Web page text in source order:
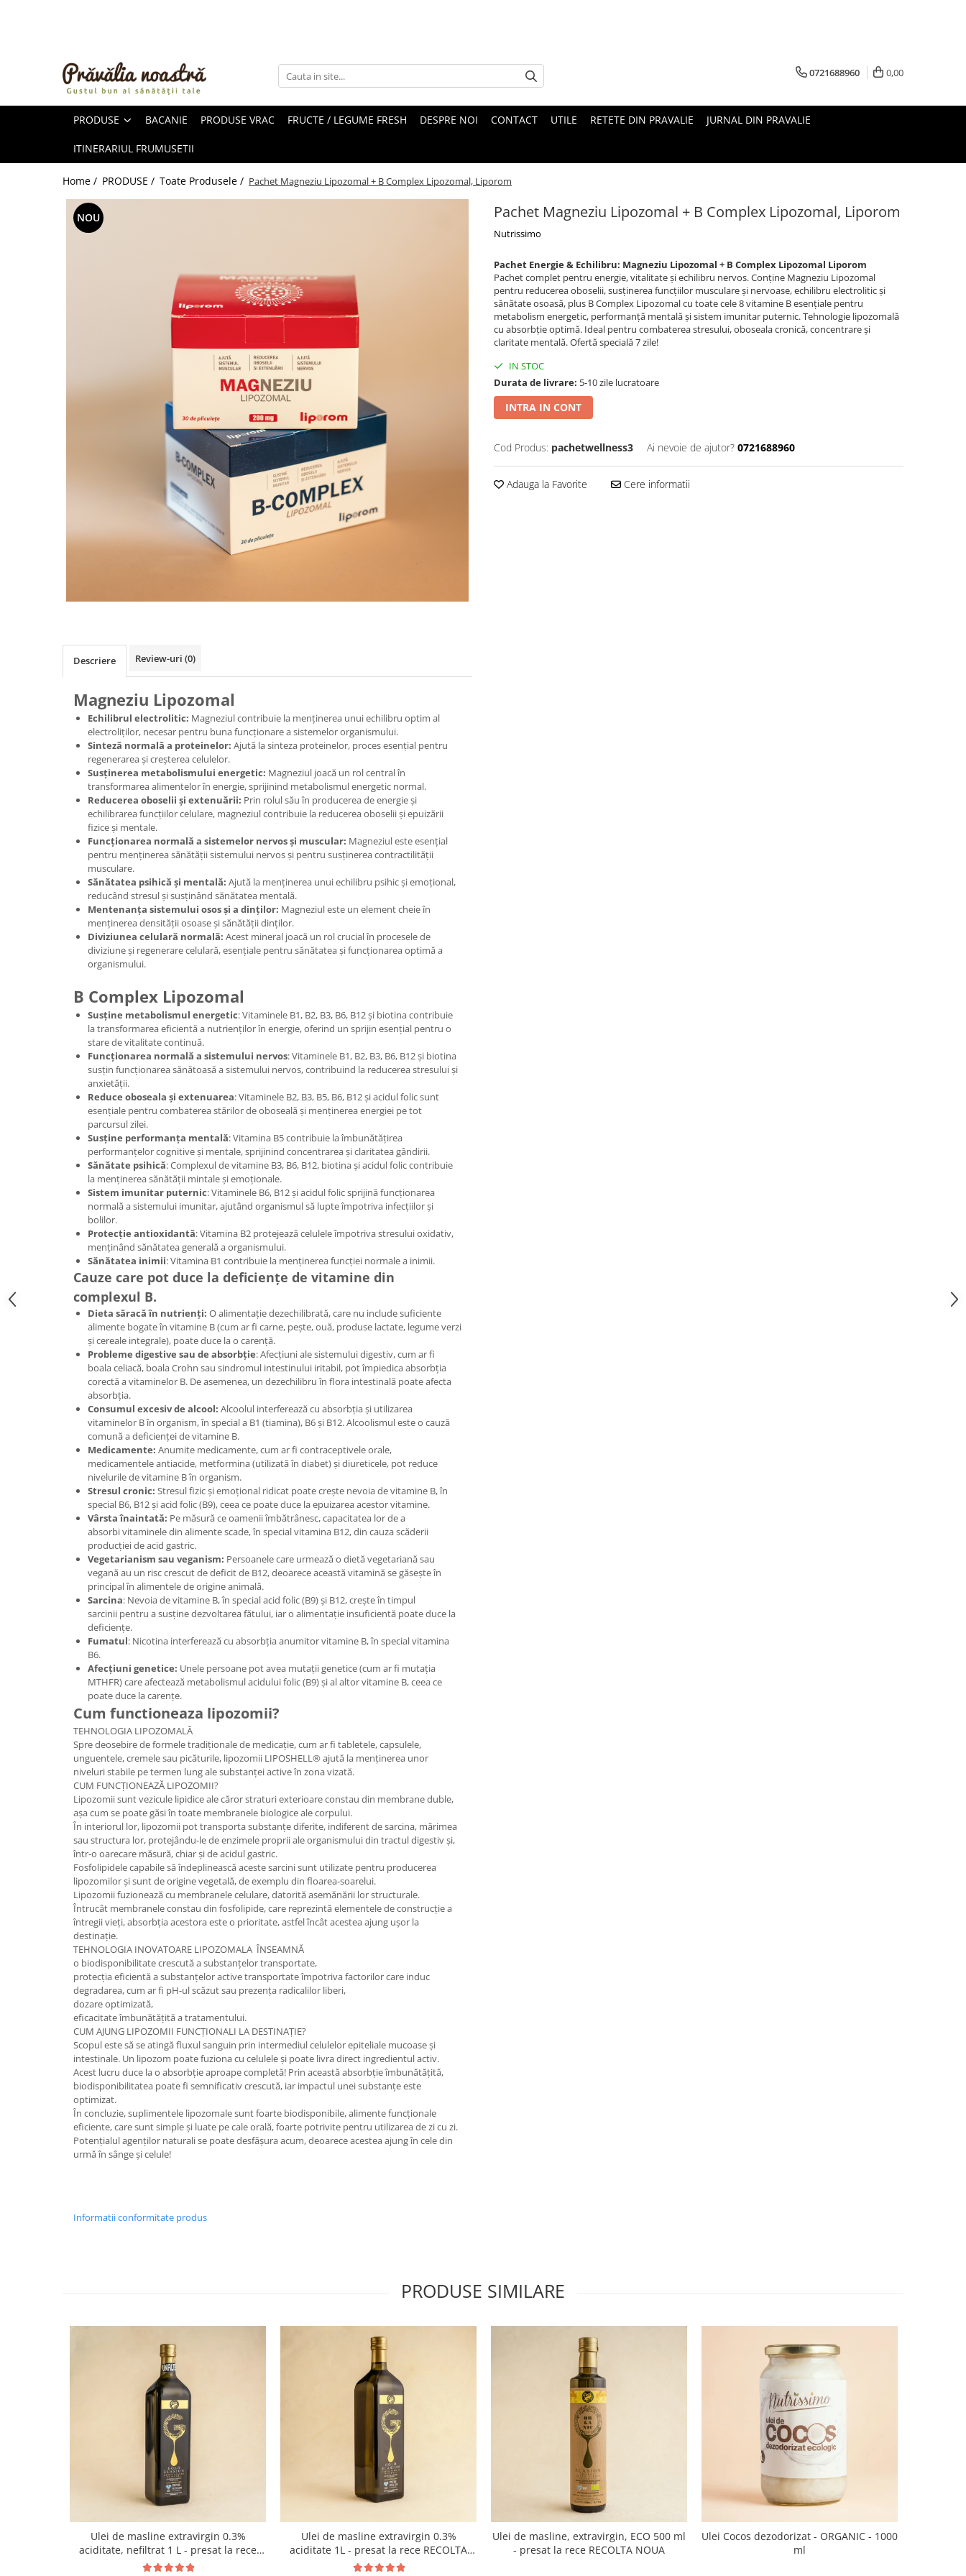
ULEIURI ȘI UNTURI
FRUCTE DESHIDRATATE
ÎNDULCITORI NATURALI / MIERE
FRUCTE LA CONSERVĂ
OȚETURI ȘI SOSURI
0721688960 0,00
PRODUSE BACANIE PRODUSE VRAC FRUCTE / LEGUME FRESH DESPRE NOI CONTACT UTILE RETETE DIN PRAVALIE JURNAL DIN PRAVALIE
ITINERARIUL FRUMUSETII
Home / PRODUSE / Toate Produsele / Pachet Magneziu Lipozomal + B Complex Lipozomal, Liporom
Pachet Magneziu Lipozomal + B Complex Lipozomal, Liporom
Nutrissimo
NOU
Pachet Energie & Echilibru: Magneziu Lipozomal + B Complex Lipozomal Liporom
Pachet complet pentru energie, vitalitate și echilibru nervos. Conține Magneziu Lipozomal
pentru reducerea oboselii, susținerea funcțiilor musculare și nervoase, echilibru electrolitic și
sănătate osoasă, plus B Complex Lipozomal cu toate cele 8 vitamine B esențiale pentru
metabolism energetic, performanță mentală și sistem imunitar puternic. Tehnologie lipozomală
cu absorbție optimă. Ideal pentru combaterea stresului, oboseala cronică, concentrare și
claritate mentală. Ofertă specială 7 zile!
IN STOC
Durata de livrare: 5-10 zile lucratoare
INTRA IN CONT
Cod Produs: pachetwellness3 Ai nevoie de ajutor? 0721688960
Adauga la Favorite Cere informatii
Descriere Review-uri (0)
Magneziu Lipozomal
Echilibrul electrolitic: Magneziul contribuie la menținerea unui echilibru optim al
electroliților, necesar pentru buna funcționare a sistemelor organismului.
Sinteză normală a proteinelor: Ajută la sinteza proteinelor, proces esențial pentru
regenerarea și creșterea celulelor.
Susținerea metabolismului energetic: Magneziul joacă un rol central în
transformarea alimentelor în energie, sprijinind metabolismul energetic normal.
Reducerea oboselii și extenuării: Prin rolul său în producerea de energie și
echilibrarea funcțiilor celulare, magneziul contribuie la reducerea oboselii și epuizării
fizice și mentale.
Funcționarea normală a sistemelor nervos și muscular: Magneziul este esențial
pentru menținerea sănătății sistemului nervos și pentru susținerea contractilității
musculare.
Sănătatea psihică și mentală: Ajută la menținerea unui echilibru psihic și emoțional,
reducând stresul și susținând sănătatea mentală.
Mentenanța sistemului osos și a dinților: Magneziul este un element cheie în
menținerea densității osoase și sănătății dinților.
Diviziunea celulară normală: Acest mineral joacă un rol crucial în procesele de
diviziune și regenerare celulară, esențiale pentru sănătatea și funcționarea optimă a
organismului.
B Complex Lipozomal
Susține metabolismul energetic: Vitaminele B1, B2, B3, B6, B12 și biotina contribuie
la transformarea eficientă a nutrienților în energie, oferind un sprijin esențial pentru o
stare de vitalitate continuă.
Funcționarea normală a sistemului nervos: Vitaminele B1, B2, B3, B6, B12 și biotina
susțin funcționarea sănătoasă a sistemului nervos, contribuind la reducerea stresului și
anxietății.
Reduce oboseala și extenuarea: Vitaminele B2, B3, B5, B6, B12 și acidul folic sunt
esențiale pentru combaterea stărilor de oboseală și menținerea energiei pe tot
parcursul zilei.
Susține performanța mentală: Vitamina B5 contribuie la îmbunătățirea
performanțelor cognitive și mentale, sprijinind concentrarea și claritatea gândirii.
Sănătate psihică: Complexul de vitamine B3, B6, B12, biotina și acidul folic contribuie
la menținerea sănătății mintale și emoționale.
Sistem imunitar puternic: Vitaminele B6, B12 și acidul folic sprijină funcționarea
normală a sistemului imunitar, ajutând organismul să lupte împotriva infecțiilor și
bolilor.
Protecție antioxidantă: Vitamina B2 protejează celulele împotriva stresului oxidativ,
menținând sănătatea generală a organismului.
Sănătatea inimii: Vitamina B1 contribuie la menținerea funcției normale a inimii.
Cauze care pot duce la deficiențe de vitamine din
complexul B.
Dieta săracă în nutrienți: O alimentație dezechilibrată, care nu include suficiente
alimente bogate în vitamine B (cum ar fi carne, pește, ouă, produse lactate, legume verzi
și cereale integrale), poate duce la o carență.
Probleme digestive sau de absorbție: Afecțiuni ale sistemului digestiv, cum ar fi
boala celiacă, boala Crohn sau sindromul intestinului iritabil, pot împiedica absorbția
corectă a vitaminelor B. De asemenea, un dezechilibru în flora intestinală poate afecta
absorbția.
Consumul excesiv de alcool: Alcoolul interferează cu absorbția și utilizarea
vitaminelor B în organism, în special a B1 (tiamina), B6 și B12. Alcoolismul este o cauză
comună a deficienței de vitamine B.
Medicamente: Anumite medicamente, cum ar fi contraceptivele orale,
medicamentele antiacide, metformina (utilizată în diabet) și diureticele, pot reduce
nivelurile de vitamine B în organism.
Stresul cronic: Stresul fizic și emoțional ridicat poate crește nevoia de vitamine B, în
special B6, B12 și acid folic (B9), ceea ce poate duce la epuizarea acestor vitamine.
Vârsta înaintată: Pe măsură ce oamenii îmbătrânesc, capacitatea lor de a
absorbi vitaminele din alimente scade, în special vitamina B12, din cauza scăderii
producției de acid gastric.
Vegetarianism sau veganism: Persoanele care urmează o dietă vegetariană sau
vegană au un risc crescut de deficit de B12, deoarece această vitamină se găsește în
principal în alimentele de origine animală.
Sarcina: Nevoia de vitamine B, în special acid folic (B9) și B12, crește în timpul
sarcinii pentru a susține dezvoltarea fătului, iar o alimentație insuficientă poate duce la
deficiențe.
Fumatul: Nicotina interferează cu absorbția anumitor vitamine B, în special vitamina
B6.
Afecțiuni genetice: Unele persoane pot avea mutații genetice (cum ar fi mutația
MTHFR) care afectează metabolismul acidului folic (B9) și al altor vitamine B, ceea ce
poate duce la carențe.
Cum functioneaza lipozomii?
TEHNOLOGIA LIPOZOMALĂ
Spre deosebire de formele tradiționale de medicație, cum ar fi tabletele, capsulele,
unguentele, cremele sau picăturile, lipozomii LIPOSHELL® ajută la menținerea unor
niveluri stabile pe termen lung ale substanței active în zona vizată.
CUM FUNCȚIONEAZĂ LIPOZOMII?
Lipozomii sunt vezicule lipidice ale căror straturi exterioare constau din membrane duble,
așa cum se poate găsi în toate membranele biologice ale corpului.
În interiorul lor, lipozomii pot transporta substanțe diferite, indiferent de sarcina, mărimea
sau structura lor, protejându-le de enzimele proprii ale organismului din tractul digestiv și,
într-o oarecare măsură, chiar și de acidul gastric.
Fosfolipidele capabile să îndeplinească aceste sarcini sunt utilizate pentru producerea
lipozomilor și sunt de origine vegetală, de exemplu din floarea-soarelui.
Lipozomii fuzionează cu membranele celulare, datorită asemănării lor structurale.
Întrucât membranele constau din fosfolipide, care reprezintă elementele de construcție a
întregii vieți, absorbția acestora este o prioritate, astfel încât acestea ajung ușor la
destinație.
TEHNOLOGIA INOVATOARE LIPOZOMALA ÎNSEAMNĂ
o biodisponibilitate crescută a substanțelor transportate,
protecția eficientă a substanțelor active transportate împotriva factorilor care induc
degradarea, cum ar fi pH-ul scăzut sau prezența radicalilor liberi,
dozare optimizată,
eficacitate îmbunătățită a tratamentului.
CUM AJUNG LIPOZOMII FUNCȚIONALI LA DESTINAȚIE?
Scopul este să se atingă fluxul sanguin prin intermediul celulelor epiteliale mucoase și
intestinale. Un lipozom poate fuziona cu celulele și poate livra direct ingredientul activ.
Acest lucru duce la o absorbție aproape completă! Prin această absorbție îmbunătățită,
biodisponibilitatea poate fi semnificativ crescută, iar impactul unei substanțe este
optimizat.
În concluzie, suplimentele lipozomale sunt foarte biodisponibile, alimente funcționale
eficiente, care sunt simple și luate pe cale orală, foarte potrivite pentru utilizarea de zi cu zi.
Potențialul agenților naturali se poate desfășura acum, deoarece acestea ajung în cele din
urmă în sânge și celule!
Informatii conformitate produs
PRODUSE SIMILARE
Ulei de masline extravirgin 0.3%
aciditate, nefiltrat 1 L - presat la rece
RECOLTA NOUA
Ulei de masline extravirgin 0.3%
aciditate 1L - presat la rece RECOLTA
NOUA
Ulei de masline, extravirgin, ECO 500 ml
- presat la rece RECOLTA NOUA
Ulei Cocos dezodorizat - ORGANIC - 1000
ml